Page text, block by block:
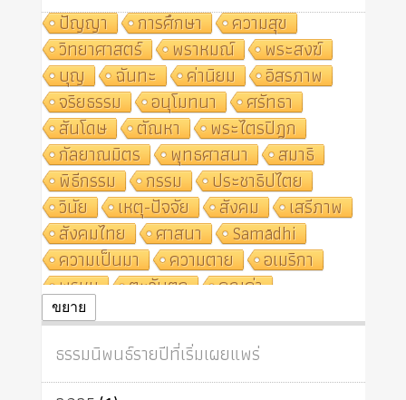
ปัญญา
การศึกษา
ความสุข
วิทยาศาสตร์
พราหมณ์
พระสงฆ์
บุญ
ฉันทะ ค่านิยม
อิสรภาพ
จริยธรรม
อนุโมทนา
ศรัทธา
สันโดษ
ตัณหา
พระไตรปิฎก
กัลยาณมิตร
พุทธศาสนา
สมาธิ
พิธีกรรม
กรรม
ประชาธิปไตย
วินัย
เหตุ-ปัจจัย สังคม
เสรีภาพ
สังคมไทย
ศาสนา
Samādhi
ความเป็นมา
ความตาย
อเมริกา
พรหม
ตะวันตก
คุณค่า
ปฏิจจสมุปบาท
ศาสนาประจำชาติ
อินเดีย
ผู้บริโภค
ธรรมาธิปไตย
จักร
การแยกรัฐกับศาสนา
ธรรมชาติ
ขยาย
ธรรมนิพนธ์รายปีที่เริ่มเผยแพร่